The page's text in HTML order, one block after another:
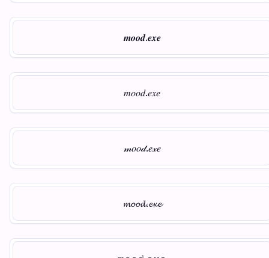
𝒎𝒐𝒐𝒅.𝒆𝒙𝒆
𝑚𝑜𝑜𝑑.𝑒𝑥𝑒
𝓂𝑜𝑜𝒹.𝑒𝓍𝑒
𝓶𝓸𝓸𝓭.𝓮𝔁𝓮